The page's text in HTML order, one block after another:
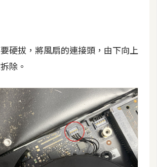
硬拔，將風扇的連接頭，由下向上
除。